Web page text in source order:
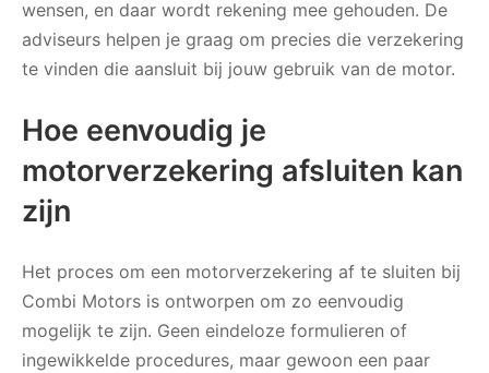
wensen, en daar wordt rekening mee gehouden. De
adviseurs helpen je graag om precies die verzekering
te vinden die aansluit bij jouw gebruik van de motor.
Hoe eenvoudig je
motorverzekering afsluiten kan
zijn
Het proces om een motorverzekering af te sluiten bij
Combi Motors is ontworpen om zo eenvoudig
mogelijk te zijn. Geen eindeloze formulieren of
ingewikkelde procedures, maar gewoon een paar